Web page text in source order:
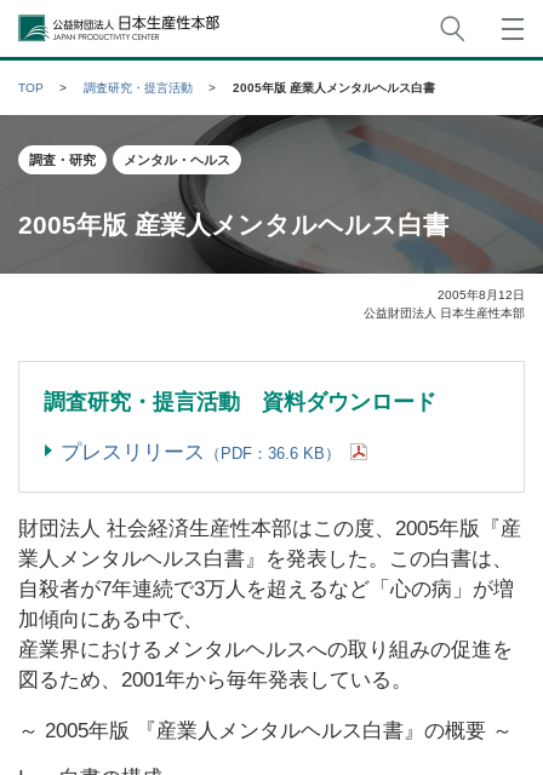
公益財団法人日本生産性本部
TOP 調査研究・提言活動 2005年版 産業人メンタルヘルス白書
調査・研究 メンタル・ヘルス
2005年版 産業人メンタルヘルス白書
2005年8月12日
公益財団法人 日本生産性本部
調査研究・提言活動 資料ダウンロード
プレスリリース （PDF：36.6 KB）
財団法人 社会経済生産性本部はこの度、2005年版『産
業人メンタルヘルス白書』を発表した。この白書は、
自殺者が7年連続で3万人を超えるなど「心の病」が増
加傾向にある中で、
産業界におけるメンタルヘルスへの取り組みの促進を
図るため、2001年から毎年発表している。
～ 2005年版 『産業人メンタルヘルス白書』の概要 ～